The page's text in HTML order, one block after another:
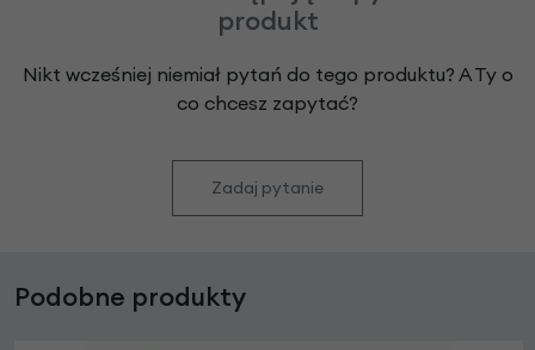
produkt
Nikt wcześniej niemiał pytań do tego produktu? A Ty o
co chcesz zapytać?
Zadaj pytanie
Podobne produkty